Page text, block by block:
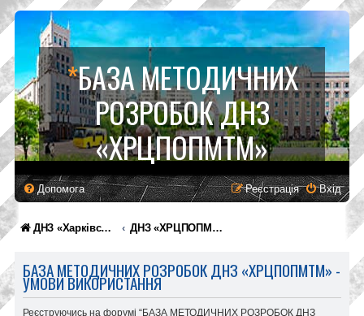
*БАЗА МЕТОДИЧНИХ
РОЗРОБОК ДНЗ
«ХРЦПОПМТМ»
Допомога Вхід
Реєстрація
ДНЗ «Харківський регіональний центр професійної освіти поліграфічних медіатехнологій та машинобудування» ДНЗ «ХРЦПОПМТМ»
БАЗА МЕТОДИЧНИХ РОЗРОБОК ДНЗ «ХРЦПОПМТМ» -
УМОВИ ВИКОРИСТАННЯ
Реєструючись на форумі “БАЗА МЕТОДИЧНИХ РОЗРОБОК ДНЗ